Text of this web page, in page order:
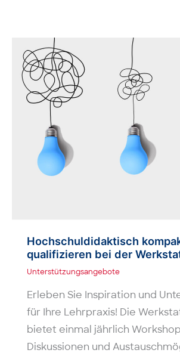
Hochschul­didaktisch
qualifizieren bei der
Unterstützungsangebote
Erleben Sie Inspiration und
für Ihre Lehrpraxis! Die
bietet einmal jährlich
Diskussionen und